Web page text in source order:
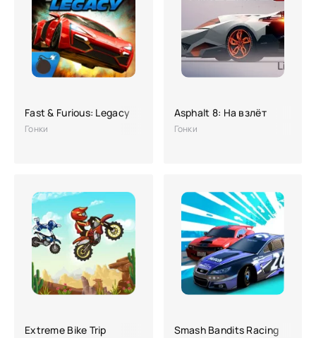
Fast & Furious: Legacy
Гонки
Asphalt 8: На взлёт
Гонки
Extreme Bike Trip Smash Bandits Racing